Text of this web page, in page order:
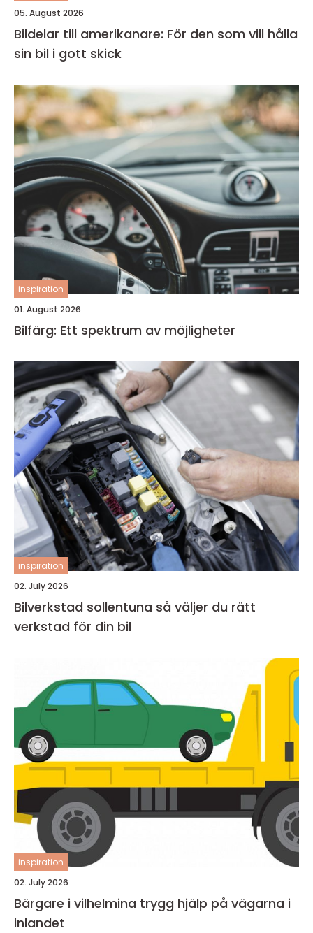
05. August 2026
Bildelar till amerikanare: För den som vill hålla
sin bil i gott skick
inspiration
01. August 2026
Bilfärg: Ett spektrum av möjligheter
inspiration
02. July 2026
Bilverkstad sollentuna så väljer du rätt
verkstad för din bil
inspiration
02. July 2026
Bärgare i vilhelmina trygg hjälp på vägarna i
inlandet